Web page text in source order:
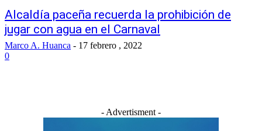
Alcaldía paceña recuerda la prohibición de
jugar con agua en el Carnaval
Marco A. Huanca - 17 febrero , 2022
0
- Advertisment -